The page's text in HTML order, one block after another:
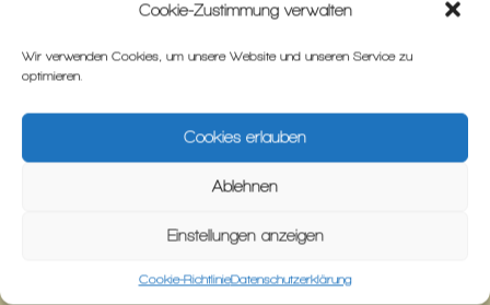
Cookie-Zustimmung verwalten
Wir verwenden Cookies, um unsere Website und unseren Service zu
optimieren.
Cookies erlauben
Ablehnen
Einstellungen anzeigen
Cookie-RichtlinieDatenschutzerklärung